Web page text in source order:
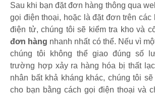
Sau khi bạn đặt đơn hàng thông qua
gọi điện thoại, hoặc là đặt đơn trên các
điện tử, chúng tôi sẽ kiểm tra kho và
đơn hàng nhanh nhất có thể. Nếu vì
chúng tôi không thể giao đúng số
trường hợp xảy ra hàng hóa bị thất
nhân bất khả kháng khác, chúng tôi
cho bạn bằng cách gọi điện thoại và